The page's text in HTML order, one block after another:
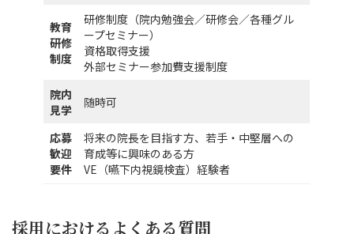
教育
研修
制度
研修制度（院内勉強会／研修会／各種グル
ープセミナー）
資格取得支援
外部セミナー参加費支援制度
院内
見学
随時可
応募
歓迎
要件
将来の院長を目指す方、若手・中堅層への
育成等に興味のある方
VE（嚥下内視鏡検査）経験者
採用におけるよくある質問